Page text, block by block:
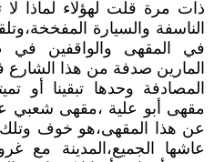
ذات مرة قلت لهؤلاء لماذا
الناسفة والسيارة
في المقهى والواقفين في
المارين صدفة من هذا الشارع
المصادفة وحدها تبقينا أو
مقهى أبو علية ،مقهى شعبي
عن هذا المقهى،هو خوف
عاشها الجميع،المدينة